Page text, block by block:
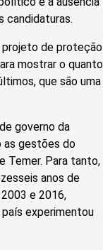
candidaturas.
projeto de proteção
mostrar o quanto
que são uma
governo da
as gestões do
Temer. Para tanto,
anos de
e 2016,
país experimentou